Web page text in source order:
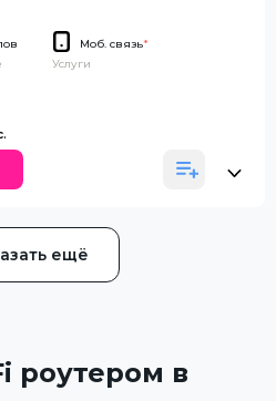
Моб. связь*
Услуги
ещё
роутером в